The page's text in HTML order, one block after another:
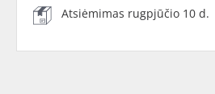
Atsiėmimas rugpjūčio 10 d.